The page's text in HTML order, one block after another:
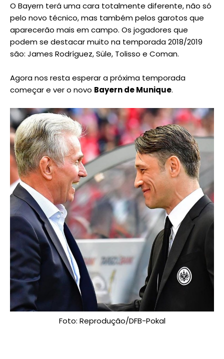
O Bayern terá uma cara totalmente diferente, não só
pelo novo técnico, mas também pelos garotos que
aparecerão mais em campo. Os jogadores que
podem se destacar muito na temporada 2018/2019
são: James Rodríguez, Süle, Tolisso e Coman.
Agora nos resta esperar a próxima temporada
começar e ver o novo Bayern de Munique.
Foto: Reprodução/DFB-Pokal